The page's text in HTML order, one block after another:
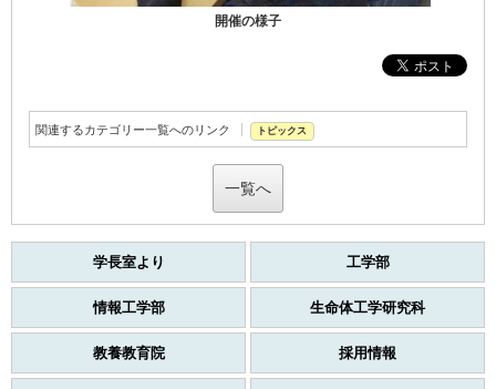
開催の様子
関連するカテゴリー一覧へのリンク トピックス
一覧へ
学長室より 工学部
情報工学部 生命体工学研究科
教養教育院 採用情報